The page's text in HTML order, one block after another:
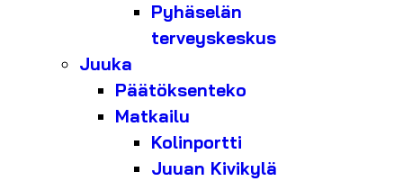
Pyhäselän
terveyskeskus
Juuka
Päätöksenteko
Matkailu
Kolinportti
Juuan Kivikylä